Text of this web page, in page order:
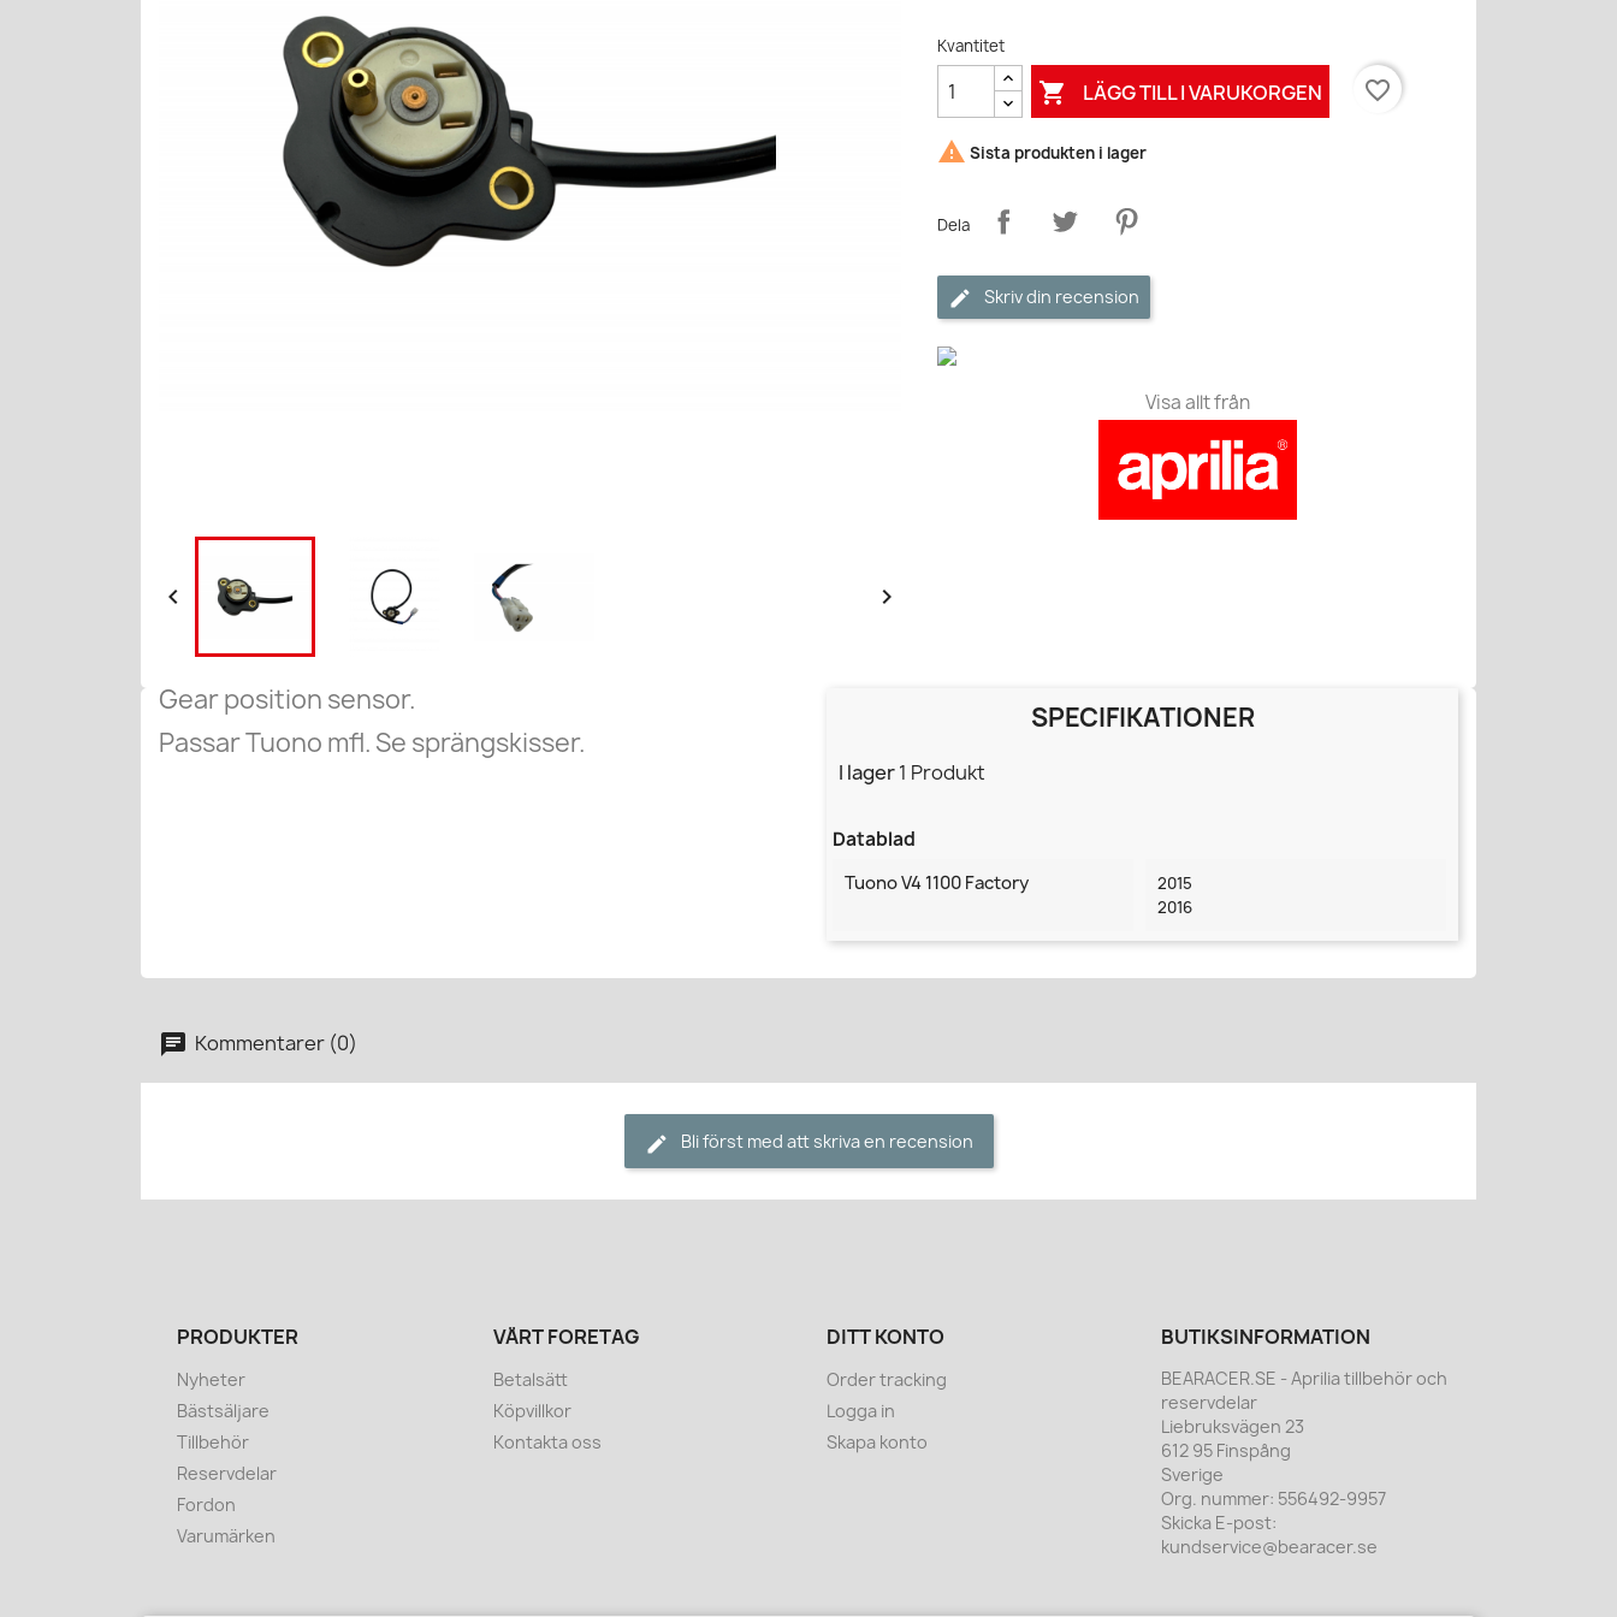
 
Kvantitet
 LÄGG TILL I VARUKORGEN favorite_border
 Sista produkten i lager
Dela
Skriv din recension
Visa allt från
Gear position sensor.
Passar Tuono mfl. Se sprängskisser.
SPECIFIKATIONER
I lager1 Produkt
Datablad
Tuono V4 1100 Factory
2015
2016
Kommentarer (0)
Bli först med att skriva en recension
PRODUKTER
Nyheter
Bästsäljare
Tillbehör
Reservdelar
Fordon
Varumärken
VÅRT FÖRETAG
Betalsätt
Köpvillkor
Kontakta oss
DITT KONTO
Order tracking
Logga in
Skapa konto
BUTIKSINFORMATION
BEARACER.SE - Aprilia tillbehör och
reservdelar
Liebruksvägen 23
612 95 Finspång
Sverige
Org. nummer: 556492-9957
Skicka E-post:
kundservice@bearacer.se